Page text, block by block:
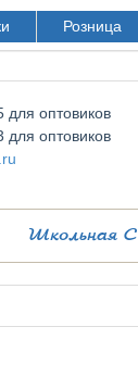
Розница
для оптовиков
для оптовиков
Школьная